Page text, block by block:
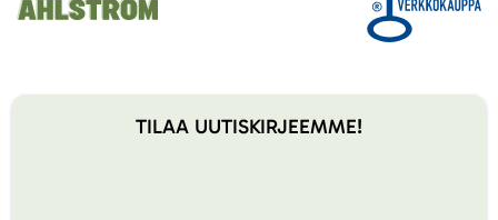
TILAA UUTISKIRJEEMME!